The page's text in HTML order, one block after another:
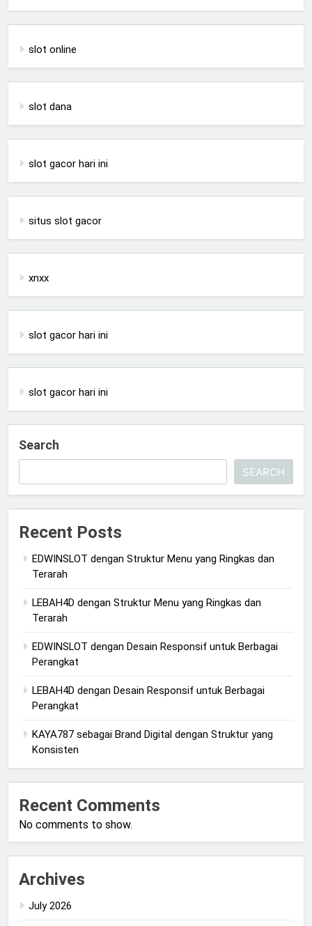
slot online
slot dana
slot gacor hari ini
situs slot gacor
xnxx
slot gacor hari ini
slot gacor hari ini
Search
SEARCH
Recent Posts
EDWINSLOT dengan Struktur Menu yang Ringkas dan
Terarah
LEBAH4D dengan Struktur Menu yang Ringkas dan
Terarah
EDWINSLOT dengan Desain Responsif untuk Berbagai
Perangkat
LEBAH4D dengan Desain Responsif untuk Berbagai
Perangkat
KAYA787 sebagai Brand Digital dengan Struktur yang
Konsisten
Recent Comments
No comments to show.
Archives
July 2026